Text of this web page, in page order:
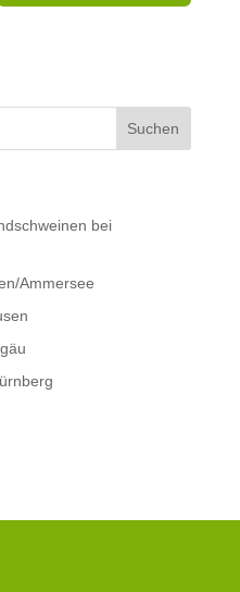
bei
Ammersee